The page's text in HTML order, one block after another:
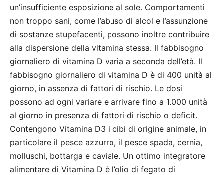
un’insufficiente esposizione al sole. Comportamenti
non troppo sani, come l’abuso di alcol e l’assunzione
di sostanze stupefacenti, possono inoltre contribuire
alla dispersione della vitamina stessa. Il fabbisogno
giornaliero di vitamina D varia a seconda dell’età. Il
fabbisogno giornaliero di vitamina D è di 400 unità al
giorno, in assenza di fattori di rischio. Le dosi
possono ad ogni variare e arrivare fino a 1.000 unità
al giorno in presenza di fattori di rischio o deficit.
Contengono Vitamina D3 i cibi di origine animale, in
particolare il pesce azzurro, il pesce spada, cernia,
molluschi, bottarga e caviale. Un ottimo integratore
alimentare di Vitamina D è l’olio di fegato di